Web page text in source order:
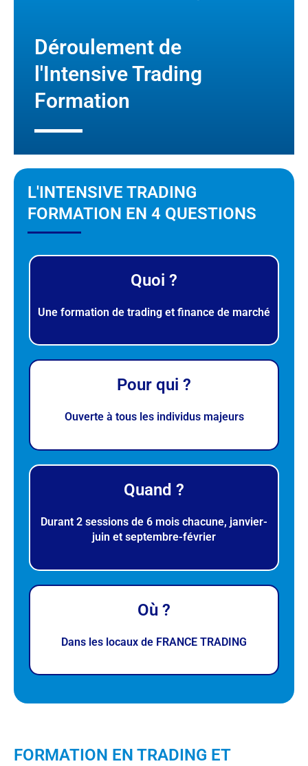
Déroulement de
l'Intensive Trading
Formation
L'INTENSIVE TRADING
FORMATION EN 4 QUESTIONS
Quoi ?
Une formation de trading et finance de marché
Pour qui ?
Ouverte à tous les individus majeurs
Quand ?
Durant 2 sessions de 6 mois chacune, janvier-
juin et septembre-février
Où ?
Dans les locaux de FRANCE TRADING
FORMATION EN TRADING ET